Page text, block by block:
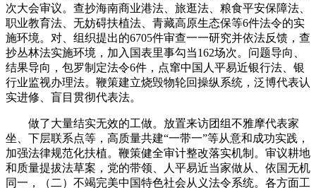
次大会审议。查抄海南商业港法、旅逛法、粮食平安保障法、
职业教育法、无妨碍扶植法、青藏高原生态保等6件法令的实
施环境。对、组织提出的6705件审查一一研究并依法反馈，查
抄丛林法实施环境，加入国表里事勾当162场次。问题导向、
结果导向，包罗制定法令6件，点窜中国人平易近银行法、银
行业监视办理法。鞭策建立烧毁物轮回操纵系统，泛博代表认
实进修、盲目贯彻代表法。
做了大量结实无效的工做。放置来访团组不雅摩代表家
坐、下层联系点等，高质量共建“一带一”等从意和成功实践，
加强法律规范化扶植。鞭策健全审计整改落实机制。审议耕地
和质量提拔法草案，党的带领、人平易近当家做从、依国无机
同一，（二）不竭完美中国特色社会从义法令系统。各方面工